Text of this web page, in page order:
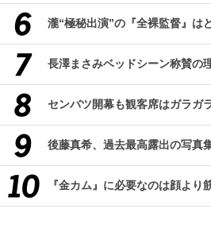
瀧“極秘出演”の『全裸監督』は
長澤まさみベッドシーン称賛の
センバツ開幕も観客席はガラガ
後藤真希、過去最高露出の写真
『金カム』に必要なのは顔より